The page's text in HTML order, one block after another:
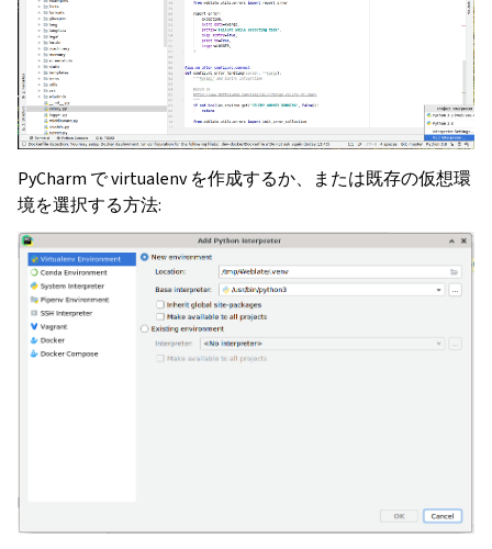
PyCharm で virtualenv を作成するか、または既存の仮想環
境を選択する方法: